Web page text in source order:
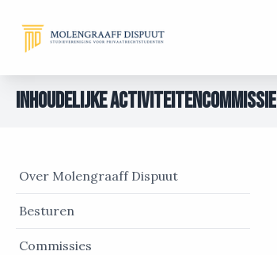
Inhoudelijke Activiteitencommissie
Over Molengraaff Dispuut
Besturen
Commissies